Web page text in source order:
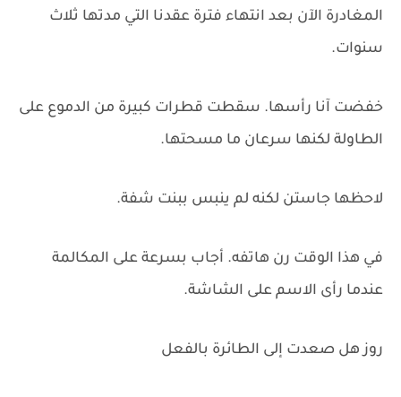
المغادرة الآن بعد انتهاء فترة عقدنا التي مدتها ثلاث
سنوات.
خفضت آنا رأسها. سقطت قطرات كبيرة من الدموع على
الطاولة لكنها سرعان ما مسحتها.
لاحظها جاستن لكنه لم ينبس ببنت شفة.
في هذا الوقت رن هاتفه. أجاب بسرعة على المكالمة
عندما رأى الاسم على الشاشة.
روز هل صعدت إلى الطائرة بالفعل